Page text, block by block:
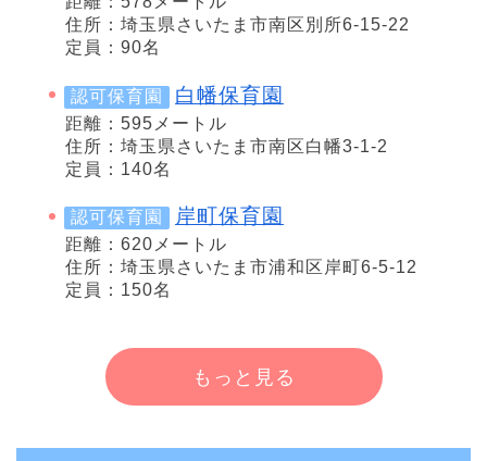
住所：埼玉県さいたま市南区別所6-15-22
定員：90名
認可保育園 白幡保育園
距離：595メートル
住所：埼玉県さいたま市南区白幡3-1-2
定員：140名
認可保育園 岸町保育園
距離：620メートル
住所：埼玉県さいたま市浦和区岸町6-5-12
定員：150名
もっと見る